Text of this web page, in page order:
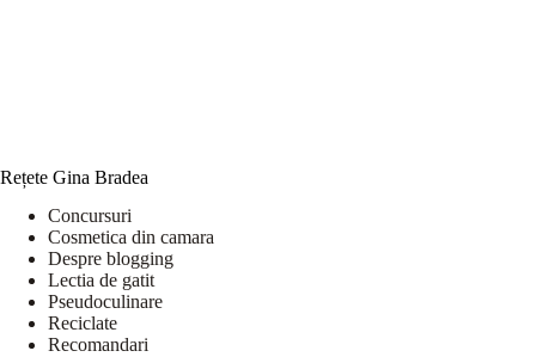
Rețete Gina Bradea
Concursuri
Cosmetica din camara
Despre blogging
Lectia de gatit
Pseudoculinare
Reciclate
Recomandari